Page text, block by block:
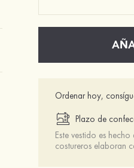
Ordenar hoy,
Plazo de
Este vestido es
costureros elaboran